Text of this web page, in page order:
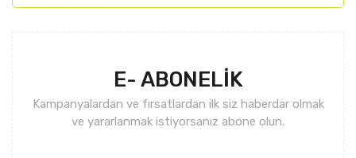
E- ABONELİK
Kampanyalardan ve fırsatlardan ilk siz haberdar olmak
ve yararlanmak istiyorsanız abone olun.